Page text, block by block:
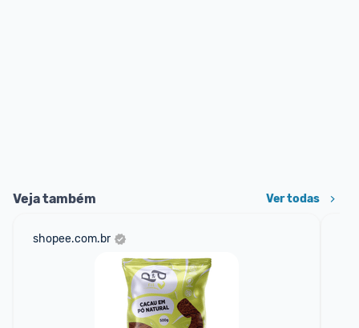
Veja também Ver todas
shopee.com.br